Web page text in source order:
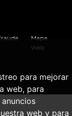
para mejorar
web, para
web y para
Mapa
Web